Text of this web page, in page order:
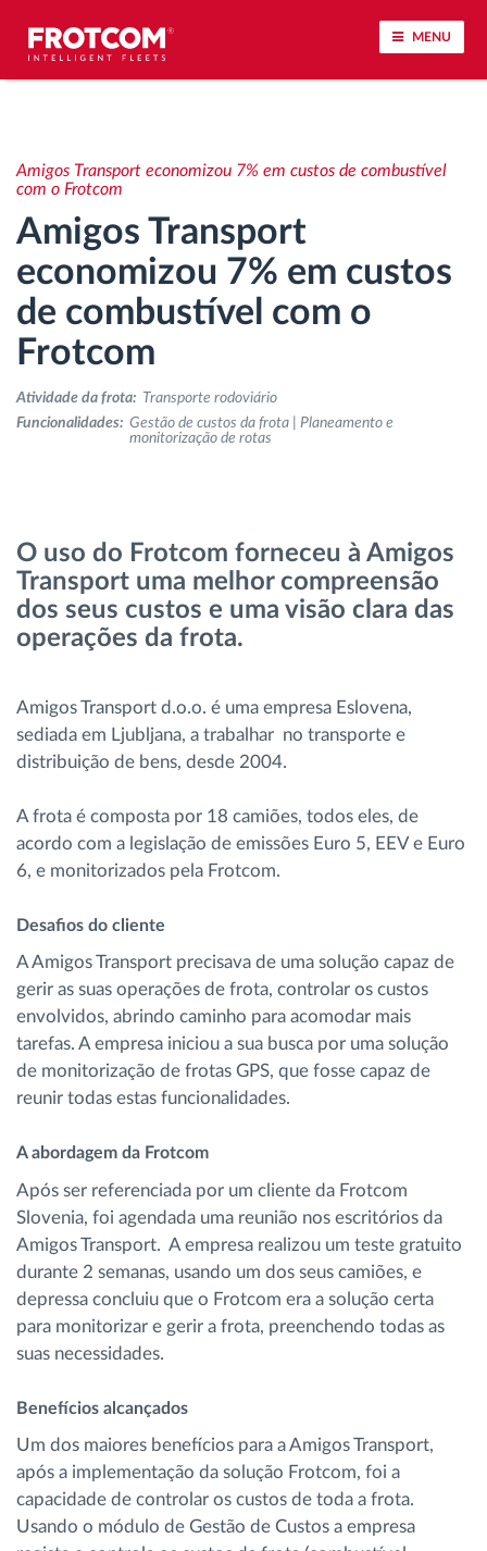
MENU
Análise do estilo de condução
Monitorização dos tempos de condução
Gestão de tarefas
Descarga remota de tacógrafo
Controlo de acesso
Planeamento e monitorização de rotas
Identificação automática de condutores
Como resolvemos cada necessidade da
atividade da frota
Amigos Transport economizou 7% em custos de combustível
com o Frotcom
Amigos Transport
economizou 7% em custos
de combustível com o
Frotcom
Atividade da frota: Transporte rodoviário
Funcionalidades: Gestão de custos da frota | Planeamento e
monitorização de rotas
O uso do Frotcom forneceu à Amigos
Transport uma melhor compreensão
dos seus custos e uma visão clara das
operações da frota.
Amigos Transport d.o.o. é uma empresa Eslovena,
sediada em Ljubljana, a trabalhar no transporte e
distribuição de bens, desde 2004.
A frota é composta por 18 camiões, todos eles, de
acordo com a legislação de emissões Euro 5, EEV e Euro
6, e monitorizados pela Frotcom.
Desafios do cliente
A Amigos Transport precisava de uma solução capaz de
gerir as suas operações de frota, controlar os custos
envolvidos, abrindo caminho para acomodar mais
tarefas. A empresa iniciou a sua busca por uma solução
de monitorização de frotas GPS, que fosse capaz de
reunir todas estas funcionalidades.
A abordagem da Frotcom
Após ser referenciada por um cliente da Frotcom
Slovenia, foi agendada uma reunião nos escritórios da
Amigos Transport. A empresa realizou um teste gratuito
durante 2 semanas, usando um dos seus camiões, e
depressa concluiu que o Frotcom era a solução certa
para monitorizar e gerir a frota, preenchendo todas as
suas necessidades.
Benefícios alcançados
Um dos maiores benefícios para a Amigos Transport,
após a implementação da solução Frotcom, foi a
capacidade de controlar os custos de toda a frota.
Usando o módulo de Gestão de Custos a empresa